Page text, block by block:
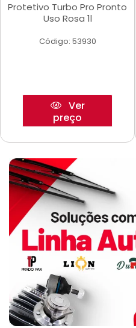
Protetivo Turbo Pro Pronto
Uso Rosa 1l
Código: 53930
Ver
preço